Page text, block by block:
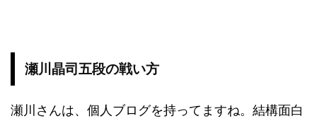
瀬川晶司五段の戦い方
瀬川さんは、個人ブログを持ってますね。結構面白